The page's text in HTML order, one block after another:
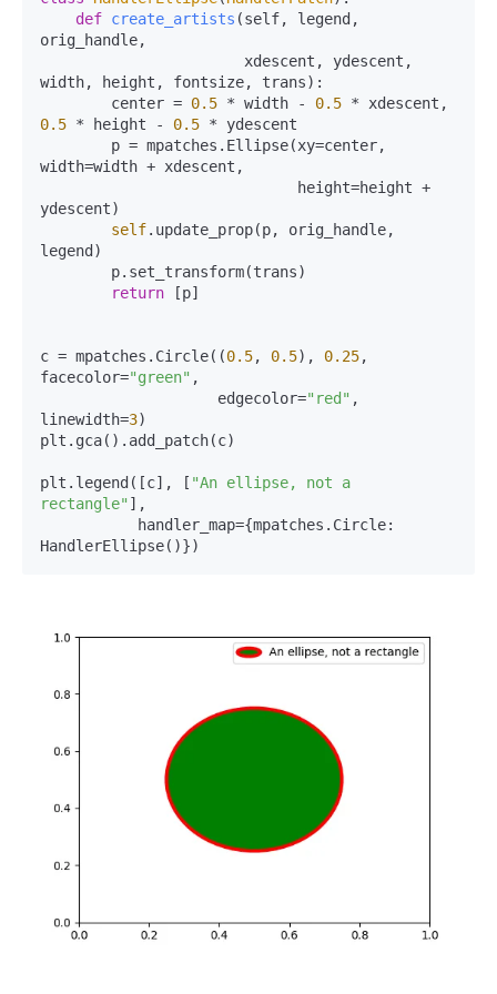
def create_artists (self, legend,
orig_handle,
width, height, fontsize, trans):
        center =
0.5 * width - 0.5
0.5 * height - 0.5 * ydescent
width=width + xdescent,
ydescent)
self.update_prop(p, orig_handle,
legend)
return [p]
c = mpatches.Circle((0.5, 0.5), 0.25,
facecolor="green" ,
                    edgecolor=
"red" ,
linewidth=3)
plt.gca().add_patch(c)
plt.legend([c], [ "An ellipse, not a
rectangle" ],
HandlerEllipse()})